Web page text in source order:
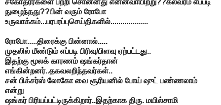
நுழைந்தது??பின் வரும் ரோபோ
உருவாக்கம்...பரபரப்புசெய்திகளில்...................
ரோபோ.....திரைக்கு பின்னால்.....
முதலில் மீண்டும் எப்படி பிரிவு/பிளவு ஏற்பட்டது..
இதற்கு மூலக் காரணம் ஷங்கர்தான்
எங்கின்றனர்..தகவலறிந்தவர்கள்..
சன் பிக்சர்ஸ் லோகோ வை சூரியனில் போய் ஷுட் பண்ணலாம்
என்று
ஷங்கர் பிரியப்பட்டிருக்கிறார்..இதற்காக திரு. மயில்சாமி